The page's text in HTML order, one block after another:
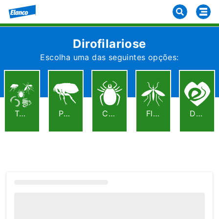
Dirofilariose
Escolha uma das seguintes opções:
Todos Os Parasitas Pulgas Carraças Flebótomo Dirofilariose